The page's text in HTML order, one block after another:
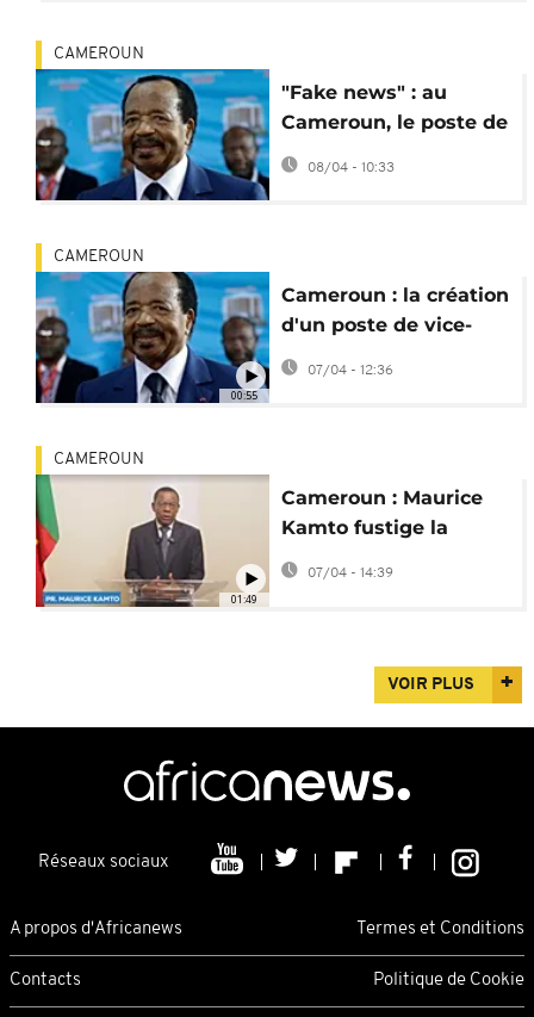
CAMEROUN
"Fake news" : au
Cameroun, le poste de
vice-président pas
encore attribué
08/04 - 10:33
00:55
CAMEROUN
Cameroun : la création
d'un poste de vice-
président adoptée au
07/04 - 12:36
01:49
CAMEROUN
Cameroun : Maurice
Kamto fustige la
création du poste de
07/04 - 14:39
VOIR PLUS
Réseaux sociaux
A propos d'Africanews Termes et Conditions
Contacts Politique de Cookie